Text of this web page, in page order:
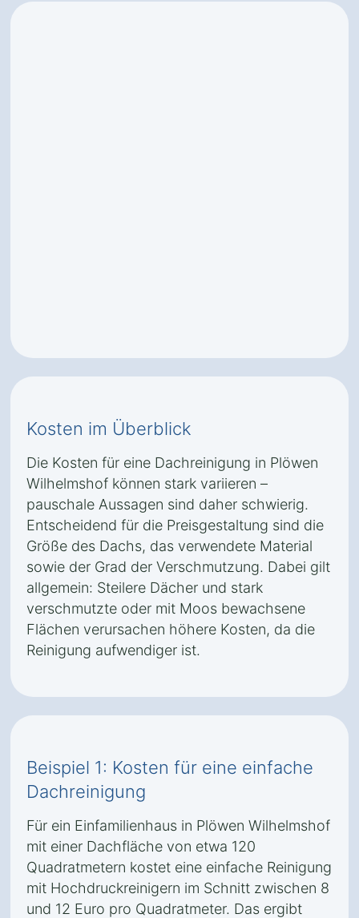
Kosten im Überblick
Die Kosten für eine Dachreinigung in Plöwen
Wilhelmshof können stark variieren –
pauschale Aussagen sind daher schwierig.
Entscheidend für die Preisgestaltung sind die
Größe des Dachs, das verwendete Material
sowie der Grad der Verschmutzung. Dabei gilt
allgemein: Steilere Dächer und stark
verschmutzte oder mit Moos bewachsene
Flächen verursachen höhere Kosten, da die
Reinigung aufwendiger ist.
Beispiel 1: Kosten für eine einfache
Dachreinigung
Für ein Einfamilienhaus in Plöwen Wilhelmshof
mit einer Dachfläche von etwa 120
Quadratmetern kostet eine einfache Reinigung
mit Hochdruckreinigern im Schnitt zwischen 8
und 12 Euro pro Quadratmeter. Das ergibt